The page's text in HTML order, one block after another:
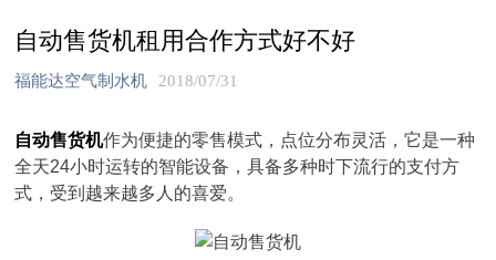
自动售货机租用合作方式好不好
福能达空气制水机 2018/07/31
自动售货机作为便捷的零售模式，点位分布灵活，它是一种
全天24小时运转的智能设备，具备多种时下流行的支付方
式，受到越来越多人的喜爱。